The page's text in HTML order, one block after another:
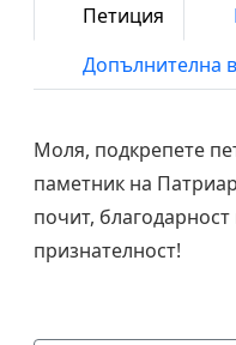
Петиция
Допълнителна
Моля, подкрепете
паметник на
почит,
признателност!